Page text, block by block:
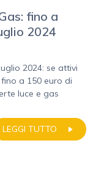
fino a
2024
2024: se attivi
a 150 euro di
luce e gas
LEGGI TUTTO